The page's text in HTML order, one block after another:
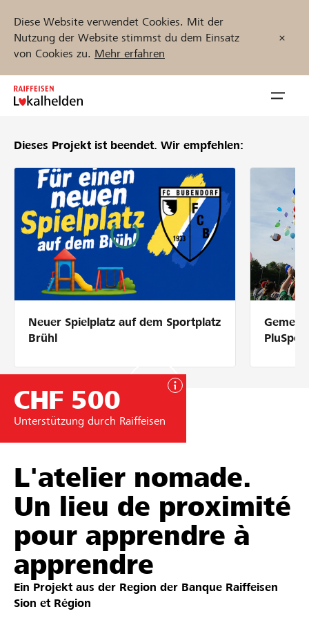
Diese Website verwendet Cookies. Mit der
Nutzung der Website stimmst du dem Einsatz
von Cookies zu. Mehr erfahren
Zum
Inhalt
Unterstützen
Hilfe & Support
Partner / Raiffeisenbank
Anmelden
Projekte und Organisationen finden
DE FR IT
Dieses Projekt ist beendet. Wir empfehlen:
Neuer Spielplatz auf dem Sportplatz
Brühl
CHF 500
Unterstützung durch Raiffeisen
L'atelier nomade.
Un lieu de proximité
pour apprendre à
apprendre
Ein Projekt aus der Region der Banque Raiffeisen
Sion et Région